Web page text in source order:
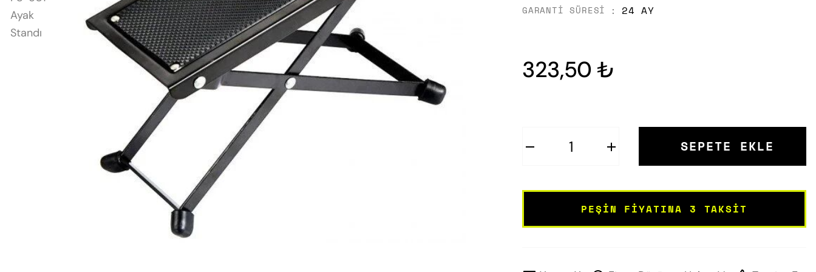
GARANTI SÜRESI 24 AY
323,50 ₺
SEPETE EKLE
PEŞIN FIYATINA 3 TAKSIT